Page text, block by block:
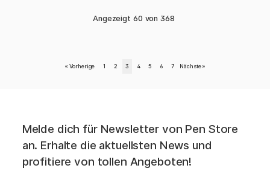
Angezeigt 60 von 368
« Vorherige 1 2 3 4 5 6 7 Nächste »
Melde dich für Newsletter von Pen Store
an. Erhalte die aktuellsten News und
profitiere von tollen Angeboten!